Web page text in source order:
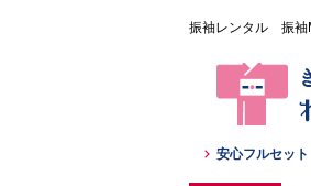
振袖レンタル 振
安心フルセット